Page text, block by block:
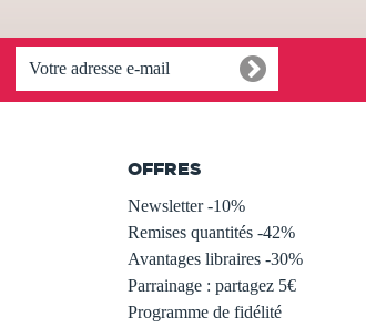
OFFRES
Newsletter -10%
Remises quantités -42%
Avantages libraires -30%
Parrainage : partagez 5€
Programme de fidélité